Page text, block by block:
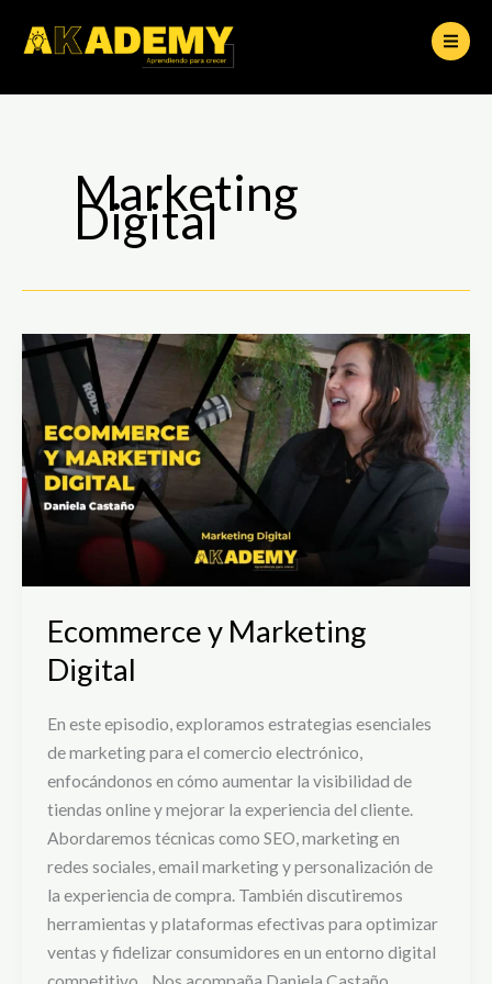
Marketing
Digital
Ecommerce y Marketing
Digital
En este episodio, exploramos estrategias esenciales
de marketing para el comercio electrónico,
enfocándonos en cómo aumentar la visibilidad de
tiendas online y mejorar la experiencia del cliente.
Abordaremos técnicas como SEO, marketing en
redes sociales, email marketing y personalización de
la experiencia de compra. También discutiremos
herramientas y plataformas efectivas para optimizar
ventas y fidelizar consumidores en un entorno digital
Ecommerce
y
Marketing
Digital